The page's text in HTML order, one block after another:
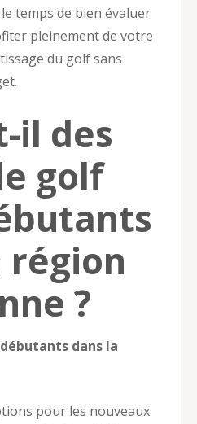
temps de bien évaluer
pleinement de votre
du golf sans
il des
golf
région
?
dans la
pour les nouveaux